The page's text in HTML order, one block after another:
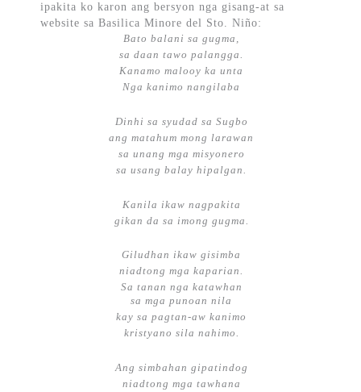
ipakita ko karon ang bersyon nga gisang-at sa
website sa Basilica Minore del Sto. Niño:
Bato balani sa gugma,
sa daan tawo palangga.
Kanamo malooy ka unta
Nga kanimo nangilaba
Dinhi sa syudad sa Sugbo
ang matahum mong larawan
sa unang mga misyonero
sa usang balay hipalgan.
Kanila ikaw nagpakita
gikan da sa imong gugma.
Giludhan ikaw gisimba
niadtong mga kaparian.
Sa tanan nga katawhan
sa mga punoan nila
kay sa pagtan-aw kanimo
kristyano sila nahimo.
Ang simbahan gipatindog
niadtong mga tawhana